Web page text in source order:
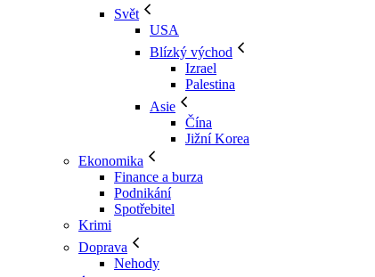
Svět
USA
Blízký východ
Izrael
Palestina
Asie
Čína
Jižní Korea
Ekonomika
Finance a burza
Podnikání
Spotřebitel
Krimi
Doprava
Nehody